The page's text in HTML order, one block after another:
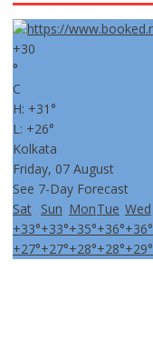
+30
°
C
H: +31°
L: +26°
Kolkata
Friday, 07 August
See 7-Day Forecast
Sat Sun MonTue Wed
+33°+33°+35°+36°+36°
+27°+27°+28°+28°+29°